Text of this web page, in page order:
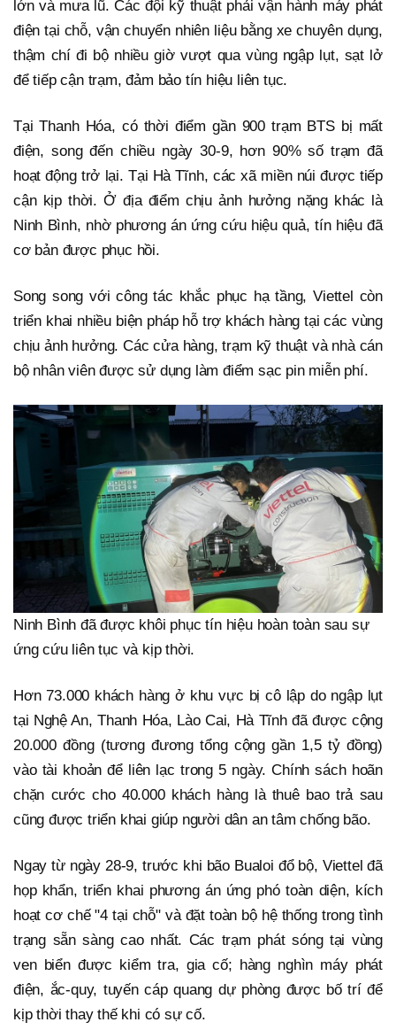
lớn và mưa lũ. Các đội kỹ thuật phải vận hành máy phát
điện tại chỗ, vận chuyển nhiên liệu bằng xe chuyên dụng,
thậm chí đi bộ nhiều giờ vượt qua vùng ngập lụt, sạt lở
để tiếp cận trạm, đảm bảo tín hiệu liên tục.
Tại Thanh Hóa, có thời điểm gần 900 trạm BTS bị mất
điện, song đến chiều ngày 30-9, hơn 90% số trạm đã
hoạt động trở lại. Tại Hà Tĩnh, các xã miền núi được tiếp
cận kịp thời. Ở địa điểm chịu ảnh hưởng nặng khác là
Ninh Bình, nhờ phương án ứng cứu hiệu quả, tín hiệu đã
cơ bản được phục hồi.
Song song với công tác khắc phục hạ tầng, Viettel còn
triển khai nhiều biện pháp hỗ trợ khách hàng tại các vùng
chịu ảnh hưởng. Các cửa hàng, trạm kỹ thuật và nhà cán
bộ nhân viên được sử dụng làm điểm sạc pin miễn phí.
Ninh Bình đã được khôi phục tín hiệu hoàn toàn sau sự
ứng cứu liên tục và kịp thời.
Hơn 73.000 khách hàng ở khu vực bị cô lập do ngập lụt
tại Nghệ An, Thanh Hóa, Lào Cai, Hà Tĩnh đã được cộng
20.000 đồng (tương đương tổng cộng gần 1,5 tỷ đồng)
vào tài khoản để liên lạc trong 5 ngày. Chính sách hoãn
chặn cước cho 40.000 khách hàng là thuê bao trả sau
cũng được triển khai giúp người dân an tâm chống bão.
Ngay từ ngày 28-9, trước khi bão Bualoi đổ bộ, Viettel đã
họp khẩn, triển khai phương án ứng phó toàn diện, kích
hoạt cơ chế "4 tại chỗ" và đặt toàn bộ hệ thống trong tình
trạng sẵn sàng cao nhất. Các trạm phát sóng tại vùng
ven biển được kiểm tra, gia cố; hàng nghìn máy phát
điện, ắc-quy, tuyến cáp quang dự phòng được bố trí để
kịp thời thay thế khi có sự cố.